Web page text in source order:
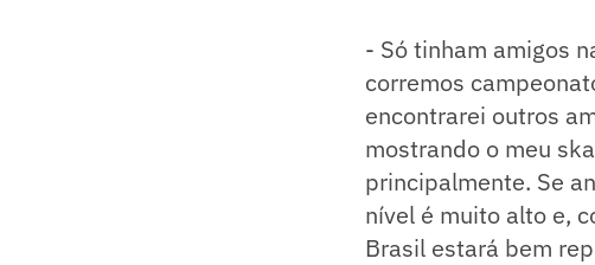
- Só tinham amigos
corremos
encontrarei outros
mostrando o meu
principalmente. Se
nível é muito alto e,
Brasil estará bem